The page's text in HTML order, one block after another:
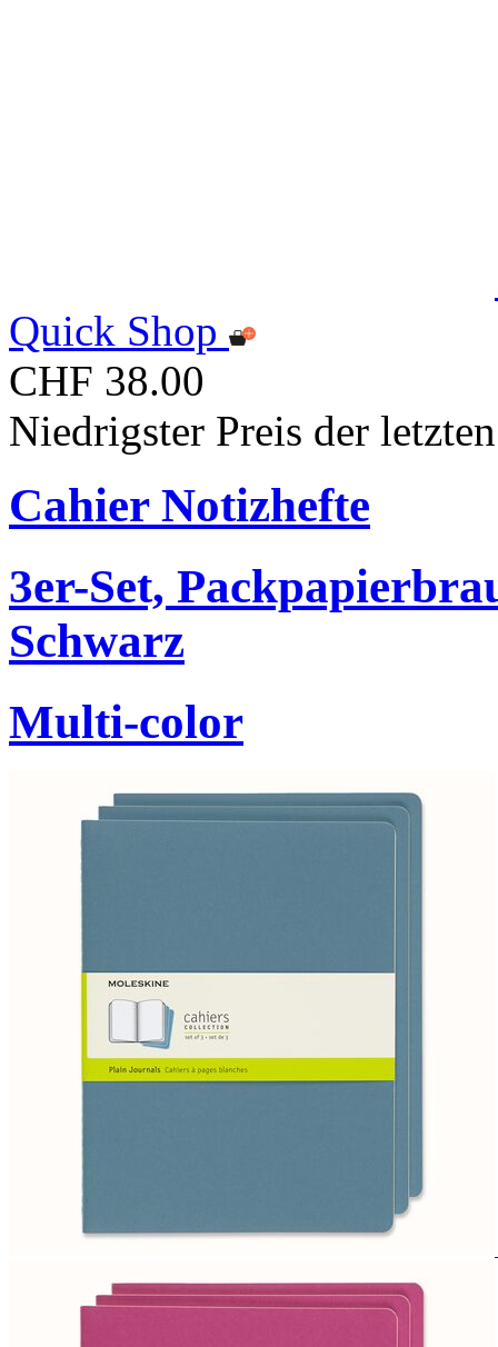
Quick Shop
CHF 38.00
Niedrigster Preis der
Cahier Notizhefte
3er-Set,
Schwarz
Multi-color